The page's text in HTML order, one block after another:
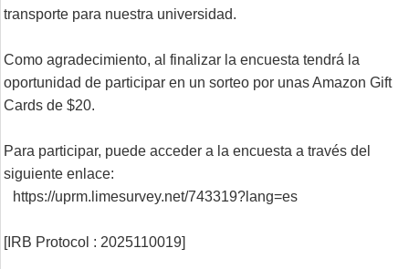
transporte para nuestra universidad.
Como agradecimiento, al finalizar la encuesta tendrá la
oportunidad de participar en un sorteo por unas Amazon Gift
Cards de $20.
Para participar, puede acceder a la encuesta a través del
https://uprm.limesurvey.net/743319?lang=es
[IRB Protocol : 2025110019]